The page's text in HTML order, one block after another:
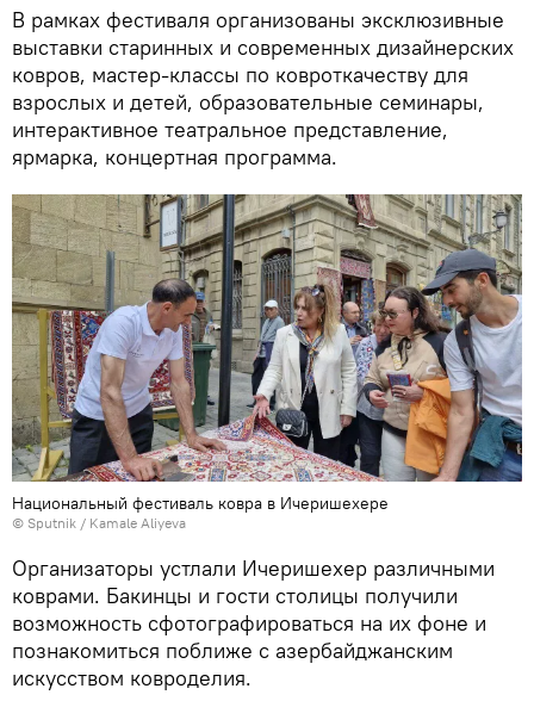
В рамках фестиваля организованы эксклюзивные
выставки старинных и современных дизайнерских
ковров, мастер-классы по ковроткачеству для
взрослых и детей, образовательные семинары,
интерактивное театральное представление,
ярмарка, концертная программа.
Национальный фестиваль ковра в Ичеришехере
© Sputnik / Kamale Aliyeva
Организаторы устлали Ичеришехер различными
коврами. Бакинцы и гости столицы получили
возможность сфотографироваться на их фоне и
познакомиться поближе с азербайджанским
искусством ковроделия.